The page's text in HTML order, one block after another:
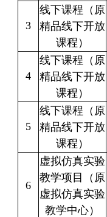
3
线下课程（原
精品线下开放
课程）
4
线下课程（原
精品线下开放
课程）
5
线下课程（原
精品线下开放
课程）
6
虚拟仿真实验
教学项目（原
虚拟仿真实验
教学中心）